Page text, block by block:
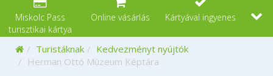
Miskolc Pass
turisztikai kártya
Online vásárlás Kártyával ingyenes
Kezdőoldal
Turistáknak
Kedvezményt nyújtók
Herman Ottó Múzeum Képtára